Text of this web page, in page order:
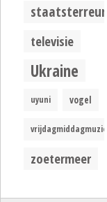
staatsterreur
televisie
Ukraine
uyuni vogel
vrijdagmiddagmuziek
zoetermeer